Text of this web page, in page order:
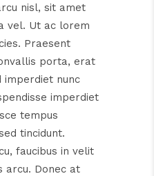
nisl, sit amet
vel. Ut ac lorem
Praesent
porta, erat
imperdiet nunc
imperdiet
tempus
tincidunt.
faucibus in velit
arcu. Donec at